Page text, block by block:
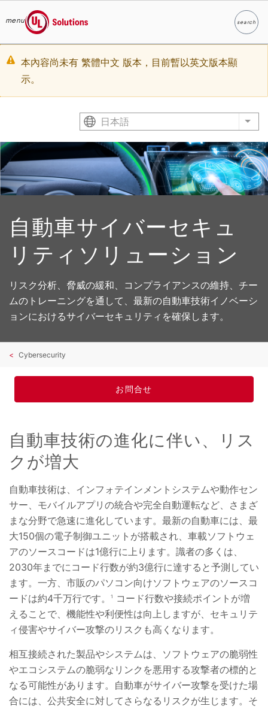
Skip to main content
menu
UL Solutions
search
検索
Warning
message
本內容尚未有 繁體中文 版本，目前暫以英文版本顯
示。
日本語 List
自動車サイバーセキュ
リティソリューション
リスク分析、脅威の緩和、コンプライアンスの維持、チー
ムのトレーニングを通して、最新の自動車技術イノベーシ
ョンにおけるサイバーセキュリティを確保します。
Cybersecurity
お問合せ
自動車技術の進化に伴い、リス
クが増大
自動車技術は、インフォテインメントシステムや動作セン
サー、モバイルアプリの統合や完全自動運転など、さまざ
まな分野で急速に進化しています。最新の自動車には、最
大150個の電子制御ユニットが搭載され、車載ソフトウェ
アのソースコードは1億行に上ります。識者の多くは、
2030年までにコード行数が約3億行に達すると予測してい
ます。一方、市販のパソコン向けソフトウェアのソースコ
ードは約4千万行です。
1
コード行数や接続ポイントが増
えることで、機能性や利便性は向上しますが、セキュリテ
ィ侵害やサイバー攻撃のリスクも高くなります。
相互接続された製品やシステムは、ソフトウェアの脆弱性
やエコシステムの脆弱なリンクを悪用する攻撃者の標的と
なる可能性があります。自動車がサイバー攻撃を受けた場
合には、公共安全に対してさらなるリスクが生じます。そ